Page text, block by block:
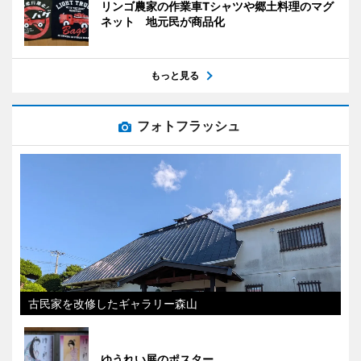
リンゴ農家の作業車Tシャツや郷土料理のマグ
ネット 地元民が商品化
もっと見る
フォトフラッシュ
古民家を改修したギャラリー森山